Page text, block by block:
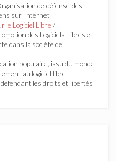
de défense des
sur Internet
le Logiciel Libre /
des Logiciels Libres et
dans la société de
populaire, issu du monde
au logiciel libre
les droits et libertés